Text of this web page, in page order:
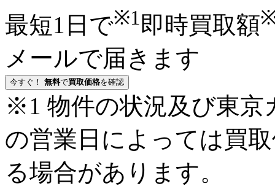
最短1日 で※1即時買取額
メールで届きます
今すぐ！ 無料で買取価格を確認
※1 物件の状況及び東京
の営業日によっては買
る場合があります。